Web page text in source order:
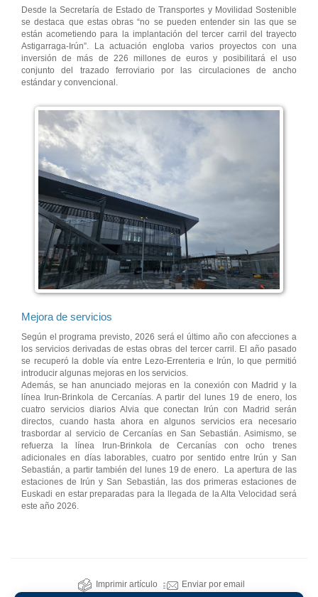
Desde la Secretaría de Estado de Transportes y Movilidad Sostenible
se destaca que estas obras “no se pueden entender sin las que se
están acometiendo para la implantación del tercer carril del trayecto
Astigarraga-Irún”. La actuación engloba varios proyectos con una
inversión de más de 226 millones de euros y posibilitará el uso
conjunto del trazado ferroviario por las circulaciones de ancho
estándar y convencional.
Mejora de servicios
Según el programa previsto, 2026 será el último año con afecciones a
los servicios derivadas de estas obras del tercer carril. El año pasado
se recuperó la doble vía entre Lezo-Errenteria e Irún, lo que permitió
introducir algunas mejoras en los servicios.
Además, se han anunciado mejoras en la conexión con Madrid y la
línea Irun-Brinkola de Cercanías. A partir del lunes 19 de enero, los
cuatro servicios diarios Alvia que conectan Irún con Madrid serán
directos, cuando hasta ahora en algunos servicios era necesario
trasbordar al servicio de Cercanías en San Sebastián. Asimismo, se
refuerza la línea Irun-Brinkola de Cercanías con ocho trenes
adicionales en días laborables, cuatro por sentido entre Irún y San
Sebastián, a partir también del lunes 19 de enero. La apertura de las
estaciones de Irún y San Sebastián, las dos primeras estaciones de
Euskadi en estar preparadas para la llegada de la Alta Velocidad será
este año 2026.
Imprimir artículo Enviar por email